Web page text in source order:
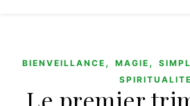
BIENVEILLANCE , MAGIE ,
SPIRITUALITE
Le premier